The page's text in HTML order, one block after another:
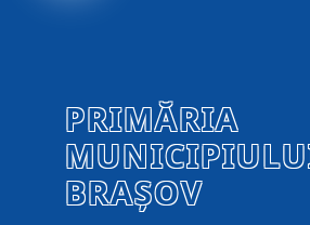
PRIMĂRIA
BRAȘOV